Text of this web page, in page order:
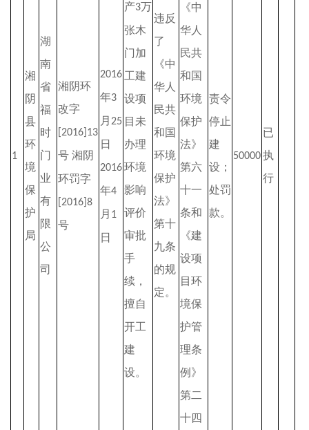
1
湘
阴
县
环
境
保
护
局
湖
南
省
福
时
门
业
有
限
公
司
湘阴环
改字
[2016]13
号 湘阴
环罚字
[2016]8
号
2016
年3
月 25
日
2016
年4
月 1
日
产3万
张木
门加
工建
设项
目未
办理
环境
影响
评价
审批
手
续，
擅自
开工
建
设。
违反
了
《中
华人
民共
和国
环境
保护
法》
第十
九条
的规
定。
《中
华人
民共
和国
环境
保护
法》
第六
十一
条和
《建
设项
目环
境保
护管
理条
例》
第二
十四
责令
停止
建
设；
处罚
款。
50000
已
执
行